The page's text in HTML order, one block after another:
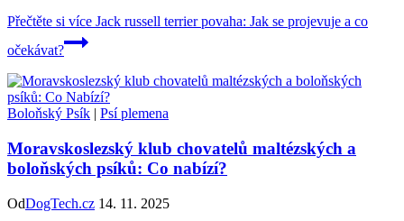
Přečtěte si více Jack russell terrier povaha: Jak se projevuje a co
očekávat?
Boloňský Psík | Psí plemena
Moravskoslezský klub chovatelů maltézských a
boloňských psíků: Co nabízí?
OdDogTech.cz 14. 11. 2025